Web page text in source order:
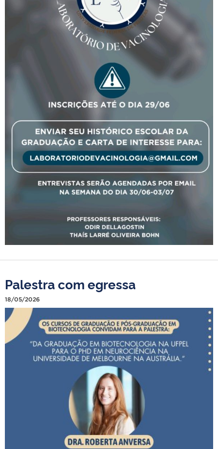
Palestra com egressa
18/05/2026